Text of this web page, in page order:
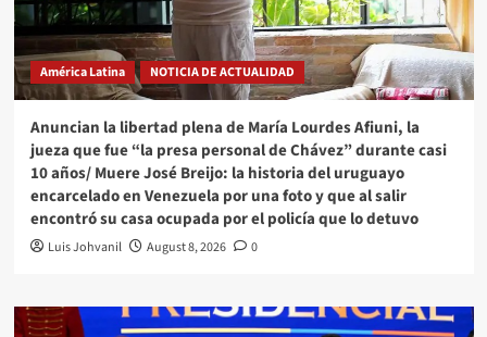
América Latina NOTICIA DE ACTUALIDAD
Anuncian la libertad plena de María Lourdes Afiuni, la
jueza que fue “la presa personal de Chávez” durante casi
10 años/ Muere José Breijo: la historia del uruguayo
encarcelado en Venezuela por una foto y que al salir
encontró su casa ocupada por el policía que lo detuvo
Luis Johvanil August 8, 2026 0